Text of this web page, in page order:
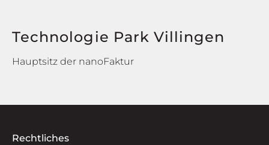
Technologie Park Villingen
Hauptsitz der nanoFaktur
Rechtliches